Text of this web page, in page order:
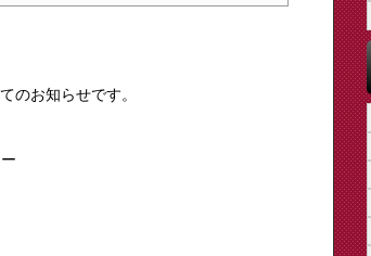
お知らせです。